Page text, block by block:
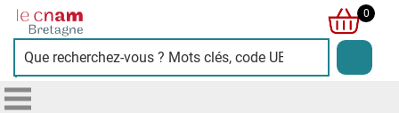
Cnam
Bretagne
0